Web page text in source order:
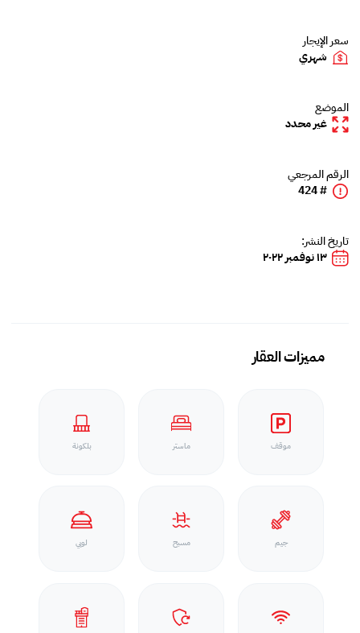
سعر الإيجار
شهري
الموضع
غير محدد
الرقم المرجعي
# 424
تاريخ النشر:
١٣ نوفمبر ٢٠٢٢
مميزات العقار
موقف ماستر بلكونة
جيم مسبح لوبي